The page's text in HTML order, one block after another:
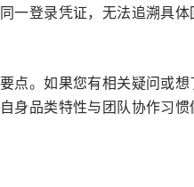
一登录凭证，无法追溯具
点。如果您有相关疑问或
身品类特性与团队协作习